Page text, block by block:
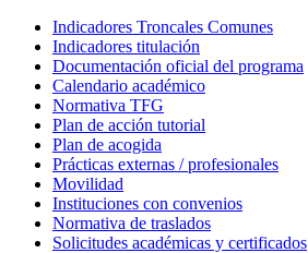
Indicadores Troncales Comunes
Indicadores titulación
Documentación oficial del programa
Calendario académico
Normativa TFG
Plan de acción tutorial
Plan de acogida
Prácticas externas / profesionales
Movilidad
Instituciones con convenios
Normativa de traslados
Solicitudes académicas y certificados